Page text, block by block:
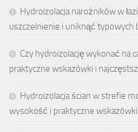
Hydroizolacja narożników w
uszczelnienie i uniknąć typowych
Czy hydroizolację wykonać na
praktyczne wskazówki i
Hydroizolacja ścian w strefie
wysokość i praktyczne